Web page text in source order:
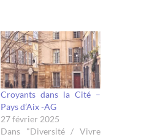
Croyants dans la Cité –
Pays d’Aix -AG
27 février 2025
Dans "Diversité / Vivre